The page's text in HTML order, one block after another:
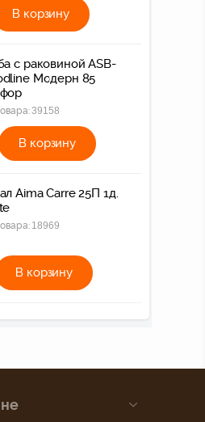
В корзину
с раковиной ASB-
Модерн 85
39158
В корзину
Aima Carre 25П 1д.
18969
В корзину